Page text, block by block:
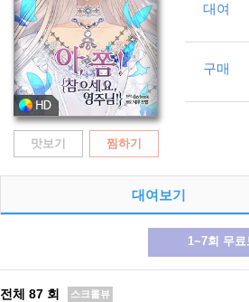
대여
구매
맛보기 찜하기
대여보기
1~7회 무료
전체 87 회 스크롤뷰